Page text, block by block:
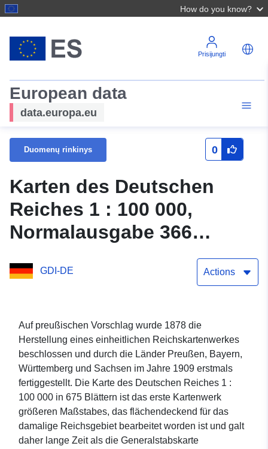
How do you know?
Prisijungti
European data
data.europa.eu
Duomenų rinkinys 0
Karten des Deutschen
Reiches 1 : 100 000,
Normalausgabe 366
GDI-DE Actions
Auf preußischen Vorschlag wurde 1878 die
Herstellung eines einheitlichen Reichskartenwerkes
beschlossen und durch die Länder Preußen, Bayern,
Württemberg und Sachsen im Jahre 1909 erstmals
fertiggestellt. Die Karte des Deutschen Reiches 1 :
100 000 in 675 Blättern ist das erste Kartenwerk
größeren Maßstabes, das flächendeckend für das
damalige Reichsgebiet bearbeitet worden ist und galt
daher lange Zeit als die Generalstabskarte